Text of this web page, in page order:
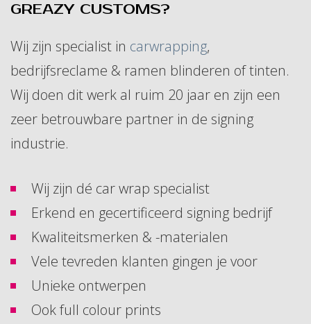
GREAZY CUSTOMS?
Wij zijn specialist in carwrapping,
bedrijfsreclame & ramen blinderen of tinten.
Wij doen dit werk al ruim 20 jaar en zijn een
zeer betrouwbare partner in de signing
industrie.
Wij zijn dé car wrap specialist
Erkend en gecertificeerd signing bedrijf
Kwaliteitsmerken & -materialen
Vele tevreden klanten gingen je voor
Unieke ontwerpen
Ook full colour prints